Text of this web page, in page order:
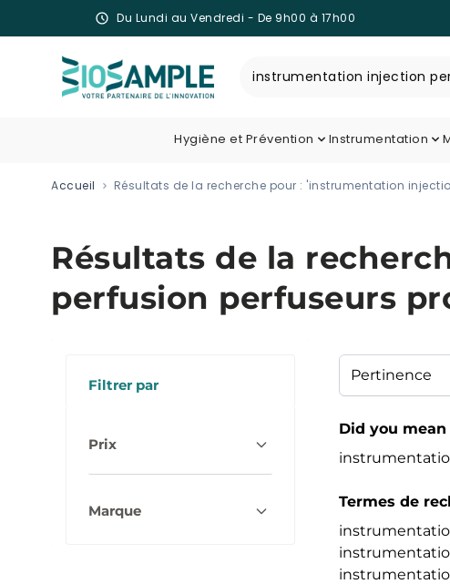
Du Lundi au Vendredi - De 9h00 à 17h00
Hygiène et Prévention Instrumentation
Accueil Résultats de la recherche pour : 'instrumentation
Résultats de la
perfusion perfuseurs
Did you mean
Termes de
Filtrer par
Prix
Marque